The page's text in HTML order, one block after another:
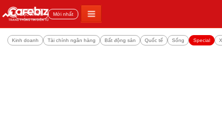
Đọc nhiều Mới nhất
Kinh doanh Tài chính ngân hàng Bất động sản Quốc tế Sống Special